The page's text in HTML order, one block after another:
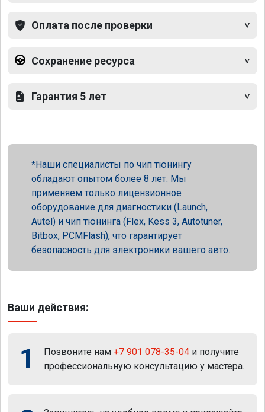
Оплата после проверки
Сохранение ресурса
Гарантия 5 лет
Наши специалисты по чип тюнингу
обладают опытом более 8 лет. Мы
применяем только лицензионное
оборудование для диагностики (Launch,
Autel) и чип тюнинга (Flex, Kess 3, Autotuner,
Bitbox, PCMFlash), что гарантирует
безопасность для электроники вашего авто.
Ваши действия:
1 Позвоните нам +7 901 078-35-04 и получите
профессиональную консультацию у мастера.